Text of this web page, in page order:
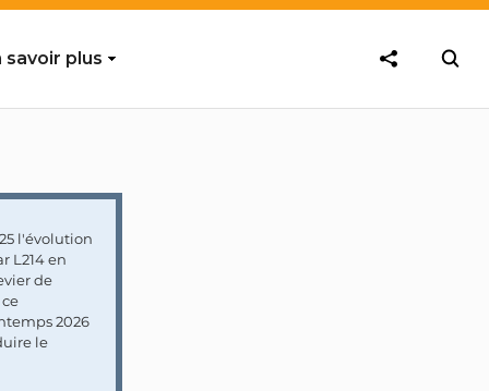
savoir plus
l'évolution
L214 en
de
2026
le